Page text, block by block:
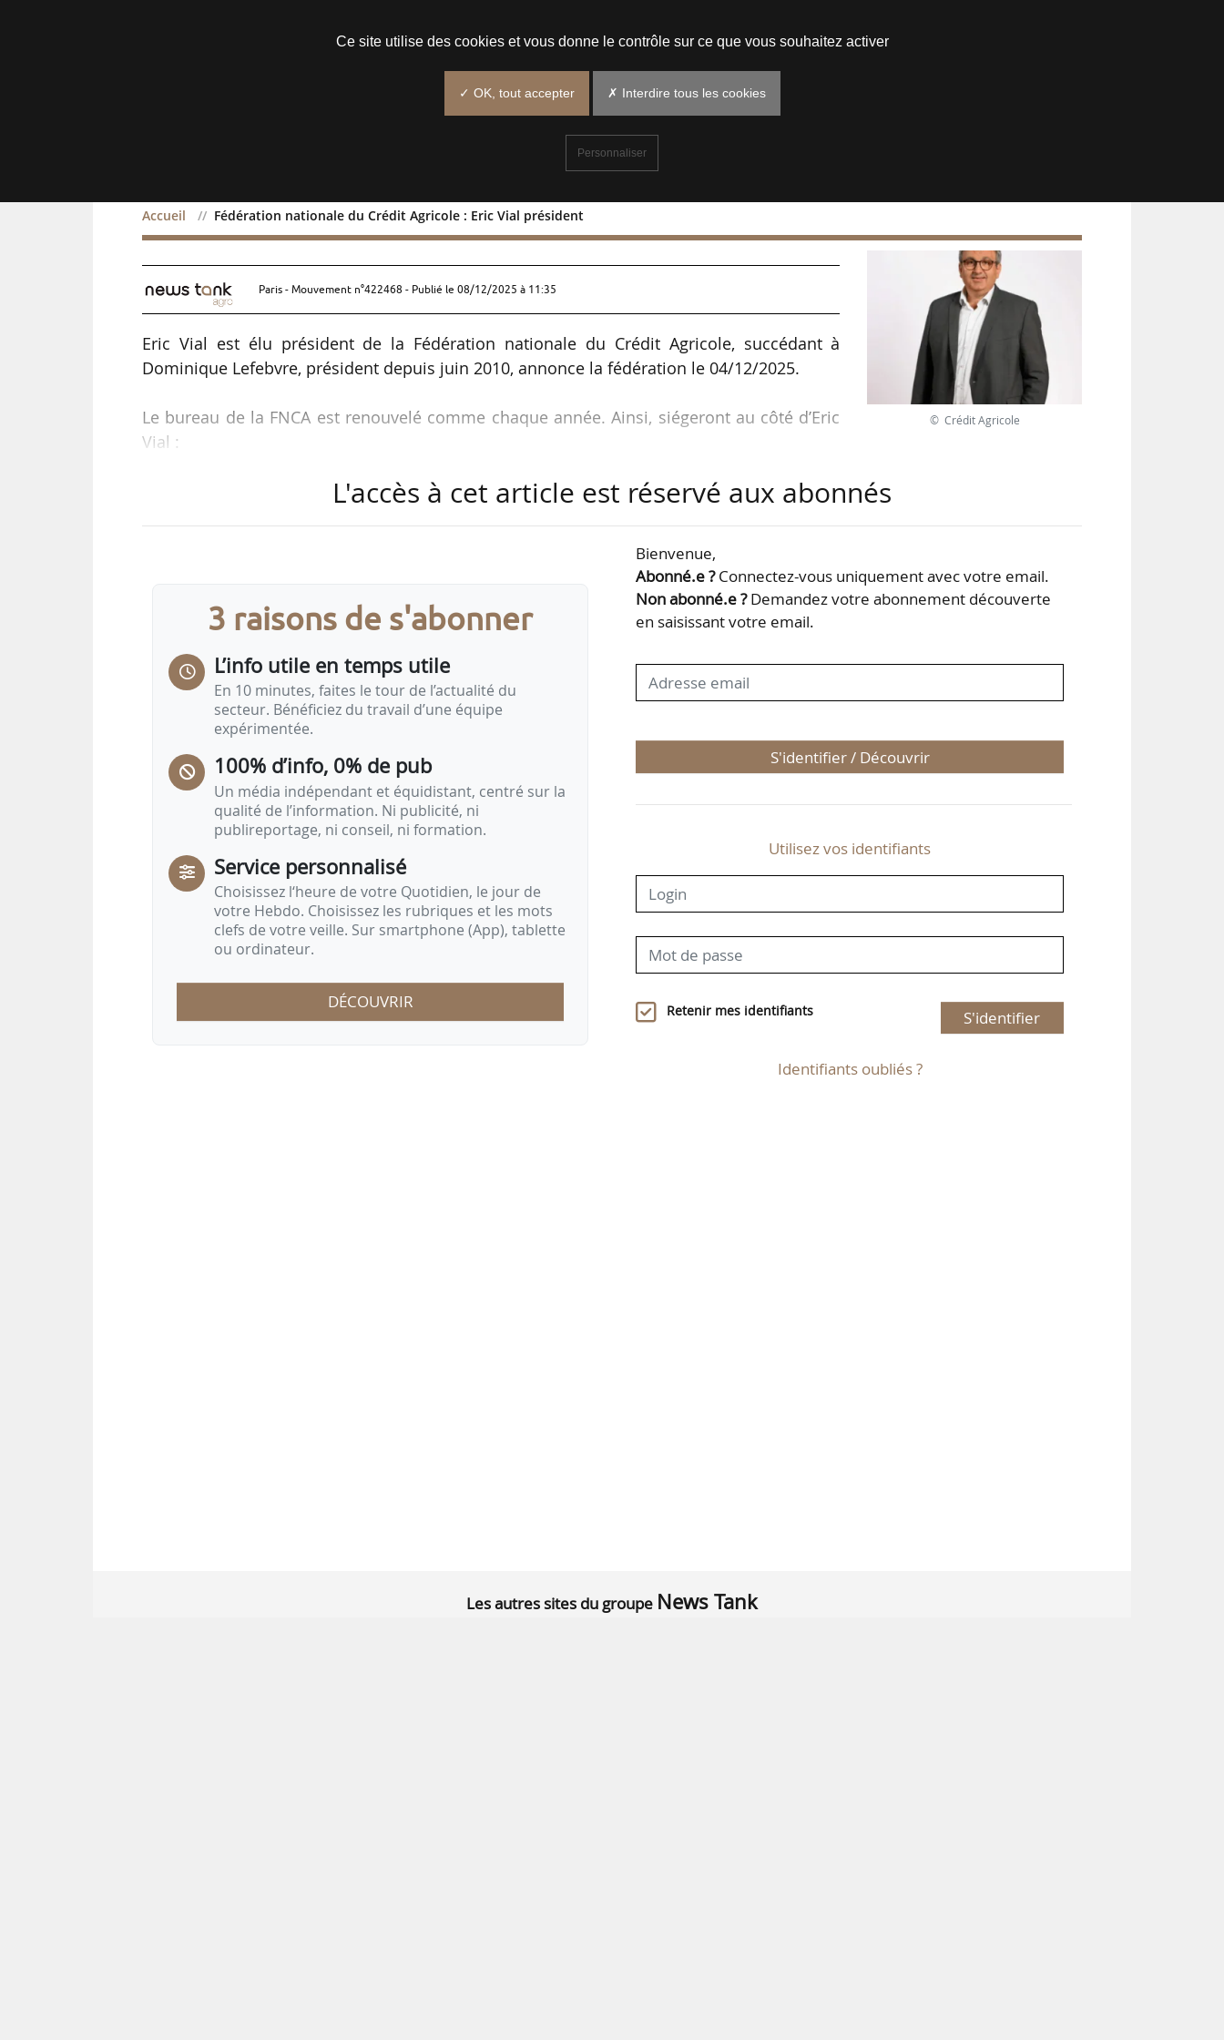
Accueil Fédération nationale du Crédit Agricole : Eric Vial président
Fédération nationale du Crédit Agricole : Eric Vial président
Paris - Mouvement n°422468 - Publié le 08/12/2025 à 11:35
Eric Vial est élu président de la Fédération nationale du Crédit Agricole, succédant à
Dominique Lefebvre, président depuis juin 2010, annonce la fédération le 04/12/2025.
Le bureau de la FNCA est renouvelé comme chaque année. Ainsi, siégeront au côté d’Eric
Vial :
• vice-présidents : Olivier Desportes, Pascal Lheureux et Emmanuel Vey
Le directeur général de la FNCA, Meriem Echcherfi, est également membre du bureau.
labellisée AOP-IGP. Il a fondé et présidé la Coopérative des éleveurs de Savoie, avant d’être
élu président du Crédit Agricole des Savoie en 2018. Il…
© Crédit Agricole
L'accès à cet article est réservé aux abonnés
3 raisons de s'abonner
L’info utile en temps utile
En 10 minutes, faites le tour de l’actualité du
secteur. Bénéficiez du travail d’une équipe
expérimentée.
100% d’info, 0% de pub
Un média indépendant et équidistant, centré sur la
qualité de l’information. Ni publicité, ni
publireportage, ni conseil, ni formation.
Service personnalisé
Choisissez l‘heure de votre Quotidien, le jour de
votre Hebdo. Choisissez les rubriques et les mots
clefs de votre veille. Sur smartphone (App), tablette
ou ordinateur.
DÉCOUVRIR
Bienvenue,
Abonné.e ?Connectez-vous uniquement avec votre email.
Non abonné.e ?Demandez votre abonnement découverte
en saisissant votre email.
S'identifier / Découvrir
Utilisez vos identifiants
Retenir mes identifiants S'identifier
Identifiants oubliés ?
Les autres sites du groupe News Tank
Ce site utilise des cookies et vous donne le contrôle sur ce que vous souhaitez activer
✓ OK, tout accepter ✗ Interdire tous les cookies
Personnaliser